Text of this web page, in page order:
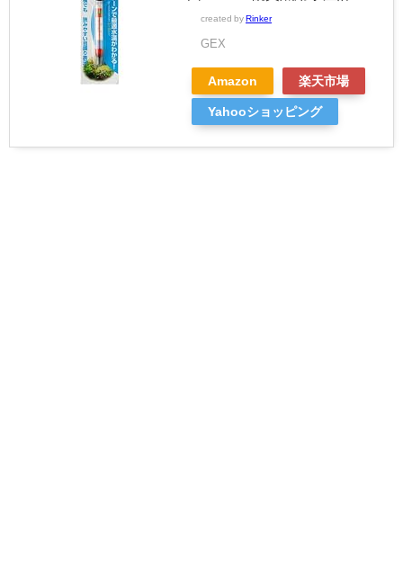
created by Rinker
GEX
Amazon 楽天市場
Yahooショッピング